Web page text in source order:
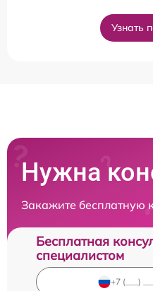
Узнать
Нужна
Закажите бесплатную
Бесплатная
специалистом